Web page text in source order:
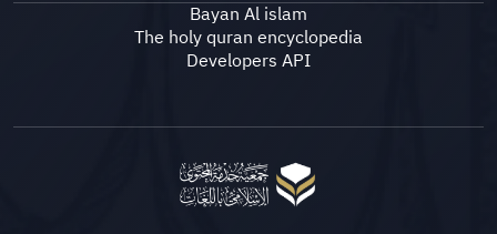
Bayan Al islam
The holy quran encyclopedia
Developers API